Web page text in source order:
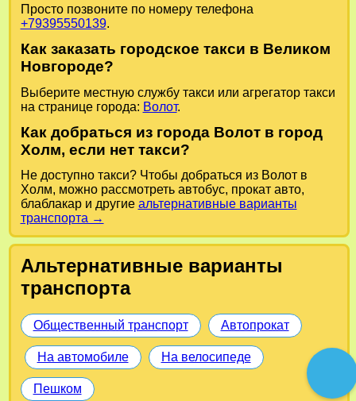
Просто позвоните по номеру телефона
+79395550139.
Как заказать городское такси в Великом
Новгороде?
Выберите местную службу такси или агрегатор такси
на странице города: Волот.
Как добраться из города Волот в город
Холм, если нет такси?
Не доступно такси? Чтобы добраться из Волот в
Холм, можно рассмотреть автобус, прокат авто,
блаблакар и другие альтернативные варианты
транспорта →
Альтернативные варианты
транспорта
Общественный транспорт Автопрокат
На автомобиле На велосипеде
Пешком